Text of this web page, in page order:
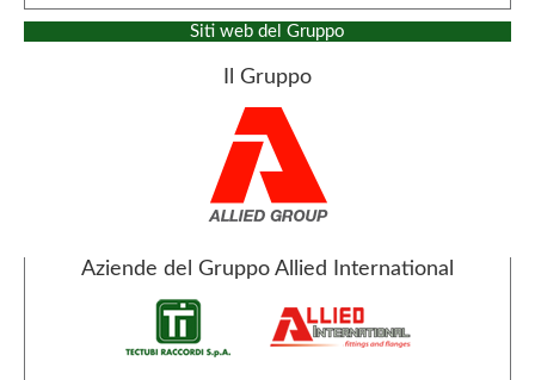
Siti web del Gruppo
Il Gruppo
Aziende del Gruppo Allied International